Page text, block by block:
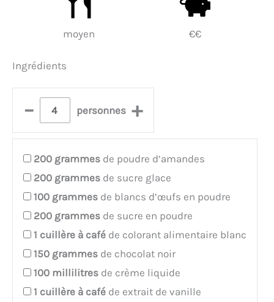
moyen €€
Ingrédients
– personnes +
200 grammes de poudre d’amandes
200 grammes de sucre glace
100 grammes de blancs d’œufs en poudre
200 grammes de sucre en poudre
1 cuillère à café de colorant alimentaire blanc
150 grammes de chocolat noir
100 millilitres de crème liquide
1 cuillère à café de extrait de vanille